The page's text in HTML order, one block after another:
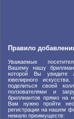
Правило
Уважаемые
Вашему нашу
которой Вы увидите
ювелирного
поделиться своей
ползователями и
бриллиантов прямо на
Вам нужно пройти
регистрации на нашем
немало преимуществ: